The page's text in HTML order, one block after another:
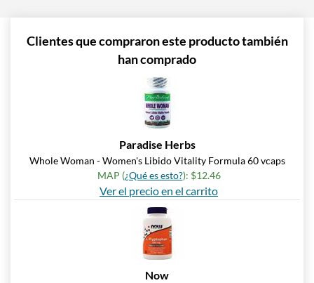
Clientes que compraron este producto también
han comprado
Paradise Herbs
Whole Woman - Women's Libido Vitality Formula 60 vcaps
MAP (¿Qué es esto?): $12.46
Ver el precio en el carrito
Now